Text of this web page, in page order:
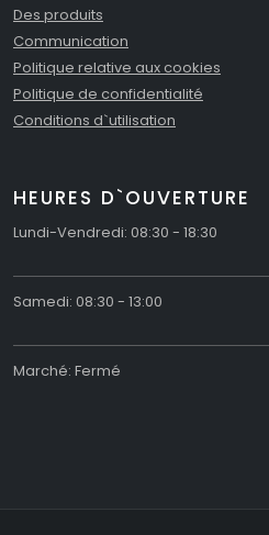
Des produits
Communication
Politique relative aux cookies
Politique de confidentialité
Conditions d`utilisation
HEURES D`OUVERTURE
Lundi-Vendredi: 08:30 - 18:30
Samedi: 08:30 - 13:00
Marché: Fermé